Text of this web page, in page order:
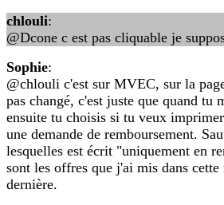
chlouli:
@Dcone c est pas cliquable je
Sophie:
@chlouli c'est sur MVEC, sur la
pas changé, c'est juste que quand tu
ensuite tu choisis si tu veux
une demande de remboursement.
lesquelles est écrit "uniquement en
sont les offres que j'ai mis dans
dernière.